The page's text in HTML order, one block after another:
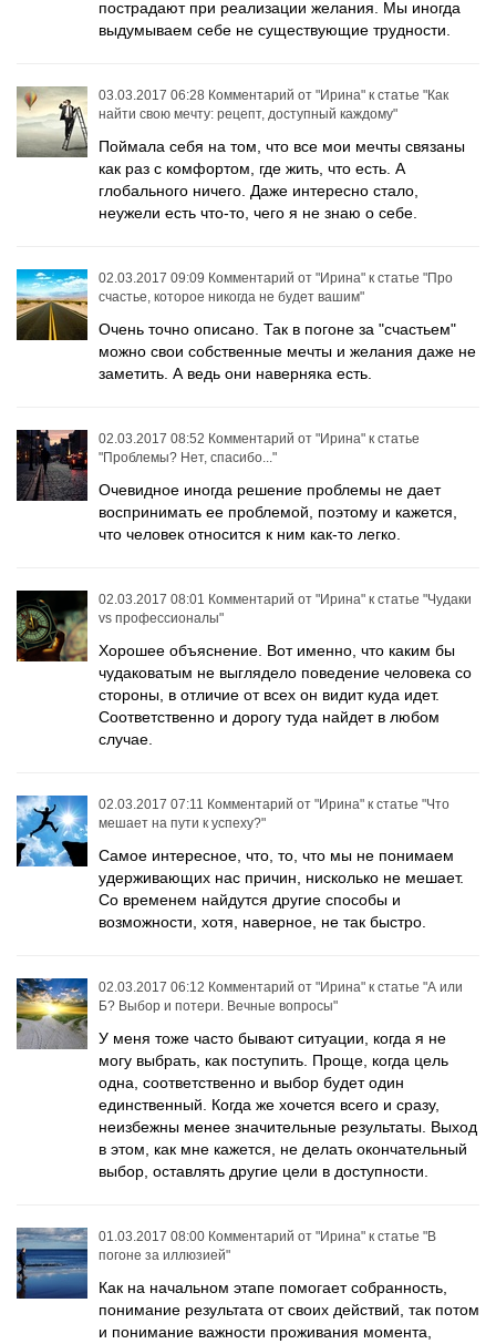
пострадают при реализации желания. Мы иногда
выдумываем себе не существующие трудности.
03.03.2017 06:28 Комментарий от "Ирина" к статье "Как
найти свою мечту: рецепт, доступный каждому"
Поймала себя на том, что все мои мечты связаны
как раз с комфортом, где жить, что есть. А
глобального ничего. Даже интересно стало,
неужели есть что-то, чего я не знаю о себе.
02.03.2017 09:09 Комментарий от "Ирина" к статье "Про
счастье, которое никогда не будет вашим"
Очень точно описано. Так в погоне за "счастьем"
можно свои собственные мечты и желания даже не
заметить. А ведь они наверняка есть.
02.03.2017 08:52 Комментарий от "Ирина" к статье
"Проблемы? Нет, спасибо..."
Очевидное иногда решение проблемы не дает
воспринимать ее проблемой, поэтому и кажется,
что человек относится к ним как-то легко.
02.03.2017 08:01 Комментарий от "Ирина" к статье "Чудаки
vs профессионалы"
Хорошее объяснение. Вот именно, что каким бы
чудаковатым не выглядело поведение человека со
стороны, в отличие от всех он видит куда идет.
Соответственно и дорогу туда найдет в любом
случае.
02.03.2017 07:11 Комментарий от "Ирина" к статье "Что
мешает на пути к успеху?"
Самое интересное, что, то, что мы не понимаем
удерживающих нас причин, нисколько не мешает.
Со временем найдутся другие способы и
возможности, хотя, наверное, не так быстро.
02.03.2017 06:12 Комментарий от "Ирина" к статье "А или
Б? Выбор и потери. Вечные вопросы"
У меня тоже часто бывают ситуации, когда я не
могу выбрать, как поступить. Проще, когда цель
одна, соответственно и выбор будет один
единственный. Когда же хочется всего и сразу,
неизбежны менее значительные результаты. Выход
в этом, как мне кажется, не делать окончательный
выбор, оставлять другие цели в доступности.
01.03.2017 08:00 Комментарий от "Ирина" к статье "В
погоне за иллюзией"
Как на начальном этапе помогает собранность,
понимание результата от своих действий, так потом
и понимание важности проживания момента,